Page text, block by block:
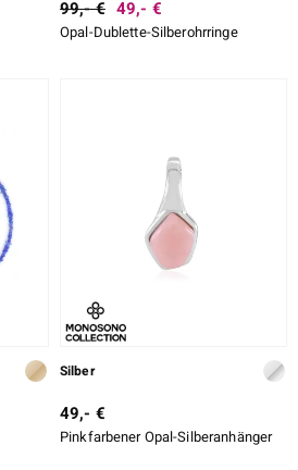
99,- € 49,- €
Opal-Dublette-Silberohrringe
Silber
49,- €
Pinkfarbener Opal-Silberanhänger